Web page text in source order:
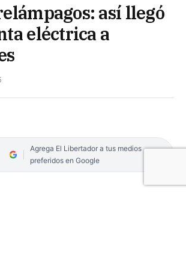
así llegó
eléctrica a
Agrega El Libertador a tus medios
preferidos en Google